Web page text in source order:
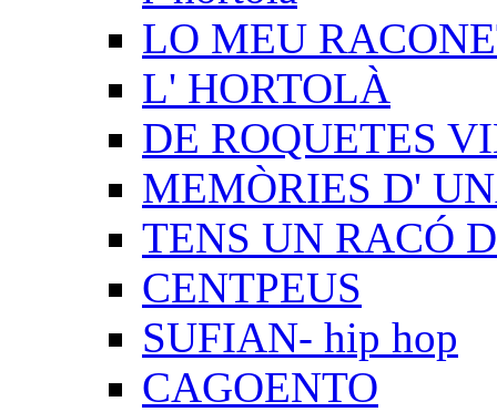
LO MEU
L' HORTOLÀ
DE ROQUETES
MEMÒRIES D'
TENS UN RACÓ
CENTPEUS
SUFIAN- hip hop
CAGOENTO